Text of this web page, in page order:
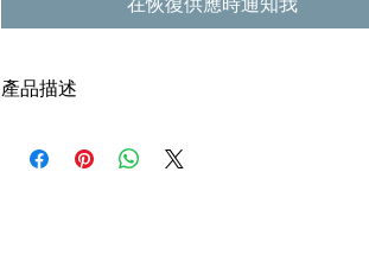
產品描述
碟 : 92% - 新淨,極輕微花痕, 不影響播放